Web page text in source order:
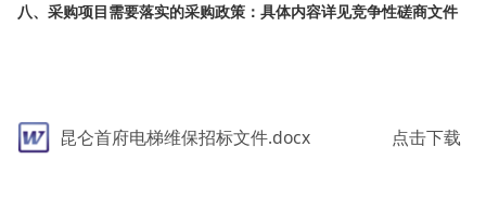
八、采购项目需要落实的采购政策：具体内容详见竞争性磋商文件
昆仑首府电梯维保招标文件.docx 点击下载